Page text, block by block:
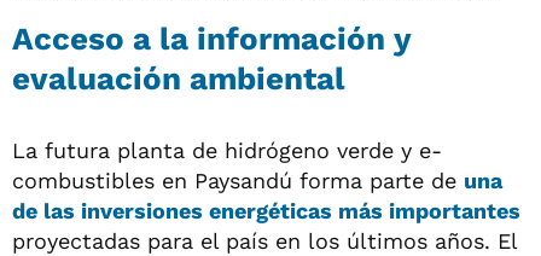
Acceso a la información y
evaluación ambiental
La futura planta de hidrógeno verde y e-
combustibles en Paysandú forma parte de una
de las inversiones energéticas más importantes
proyectadas para el país en los últimos años. El